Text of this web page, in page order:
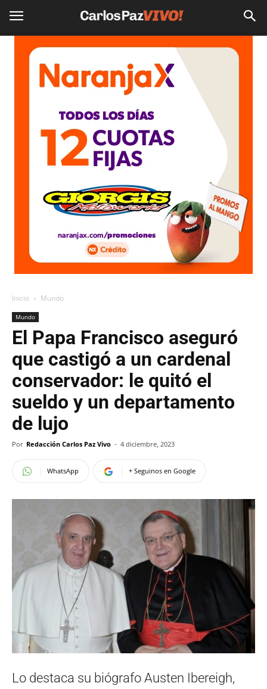
Inicio Mundo
Mundo
El Papa Francisco aseguró
que castigó a un cardenal
conservador: le quitó el
sueldo y un departamento
de lujo
Por Redacción Carlos Paz Vivo - 4 diciembre, 2023
WhatsApp + Seguinos en Google
Lo destaca su biógrafo Austen Ibereigh,